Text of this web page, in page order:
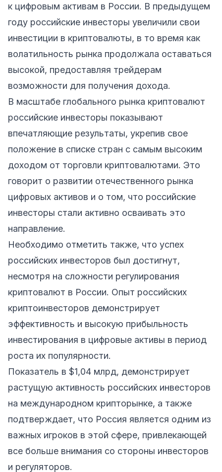
к цифровым активам в России. В предыдущем
году российские инвесторы увеличили свои
инвестиции в криптовалюты, в то время как
волатильность рынка продолжала оставаться
высокой, предоставляя трейдерам
возможности для получения дохода.
В масштабе глобального рынка криптовалют
российские инвесторы показывают
впечатляющие результаты, укрепив свое
положение в списке стран с самым высоким
доходом от торговли криптовалютами. Это
говорит о развитии отечественного рынка
цифровых активов и о том, что российские
инвесторы стали активно осваивать это
направление.
Необходимо отметить также, что успех
российских инвесторов был достигнут,
несмотря на сложности регулирования
криптовалют в России. Опыт российских
криптоинвесторов демонстрирует
эффективность и высокую прибыльность
инвестирования в цифровые активы в период
роста их популярности.
Показатель в $1,04 млрд, демонстрирует
растущую активность российских инвесторов
на международном крипторынке, а также
подтверждает, что Россия является одним из
важных игроков в этой сфере, привлекающей
все больше внимания со стороны инвесторов
и регуляторов.